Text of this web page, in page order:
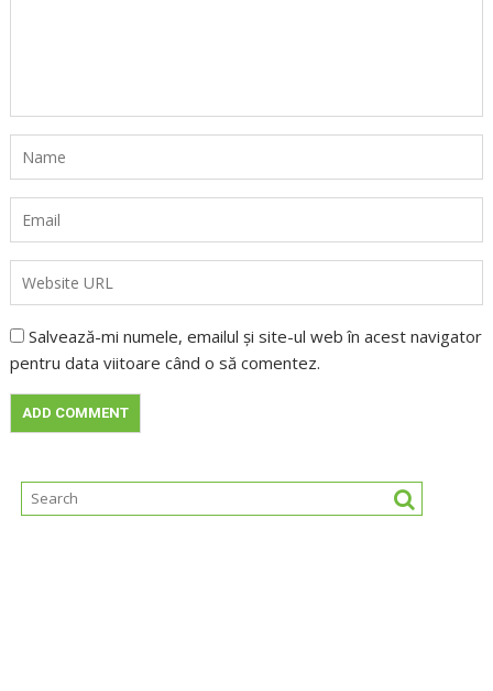
Salvează-mi numele, emailul și site-ul web în acest navigator
pentru data viitoare când o să comentez.